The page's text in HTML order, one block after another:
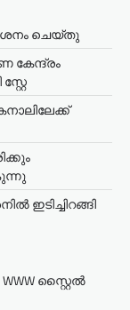
ചെയ്തു
കേന്ദ്രം
ഇടിച്ചിറങ്ങി
സ്റ്റൈൽ